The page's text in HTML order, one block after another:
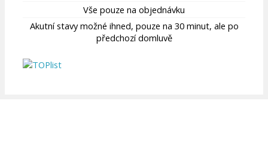
Vše pouze na objednávku
Akutní stavy možné ihned, pouze na 30 minut, ale po
předchozí domluvě